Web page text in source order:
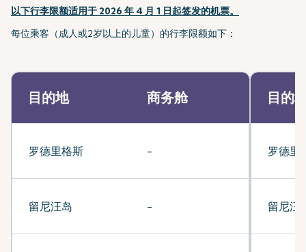
以下行李限额适用于 2026 年 4 月 1 日起签发的机票。
每位乘客（成人或2岁以上的儿童）的行李限额如下：
目的地 商务舱
罗德里格斯 -
留尼汪岛 -
目的
罗德里
留尼汪